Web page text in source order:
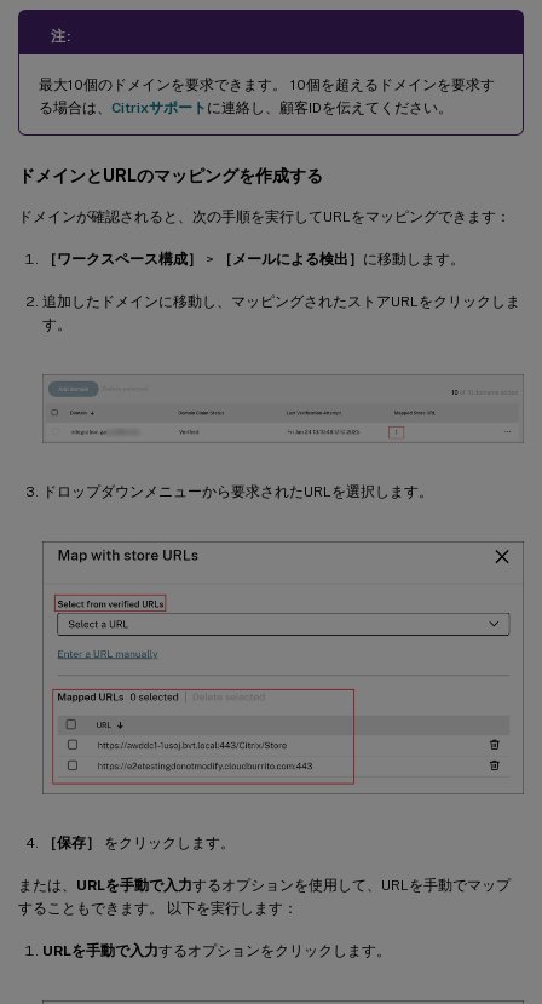
注:
最大10個のドメインを要求できます。 10個を超えるドメインを要求す
る場合は、 Citrixサポート に連絡し、顧客IDを伝えてください。
ドメインとURLのマッピングを作成する
ドメインが確認されると、次の手順を実行してURLをマッピングできます：
［ワークスペース構成］ > ［メールによる検出］ に移動します。
追加したドメインに移動し、マッピングされたストアURLをクリックしま
す。
ドロップダウンメニューから要求されたURLを選択します。
［保存］ をクリックします。
または、 URLを手動で入力するオプションを使用して、URLを手動でマップ
することもできます。 以下を実行します：
URLを手動で入力するオプションをクリックします。